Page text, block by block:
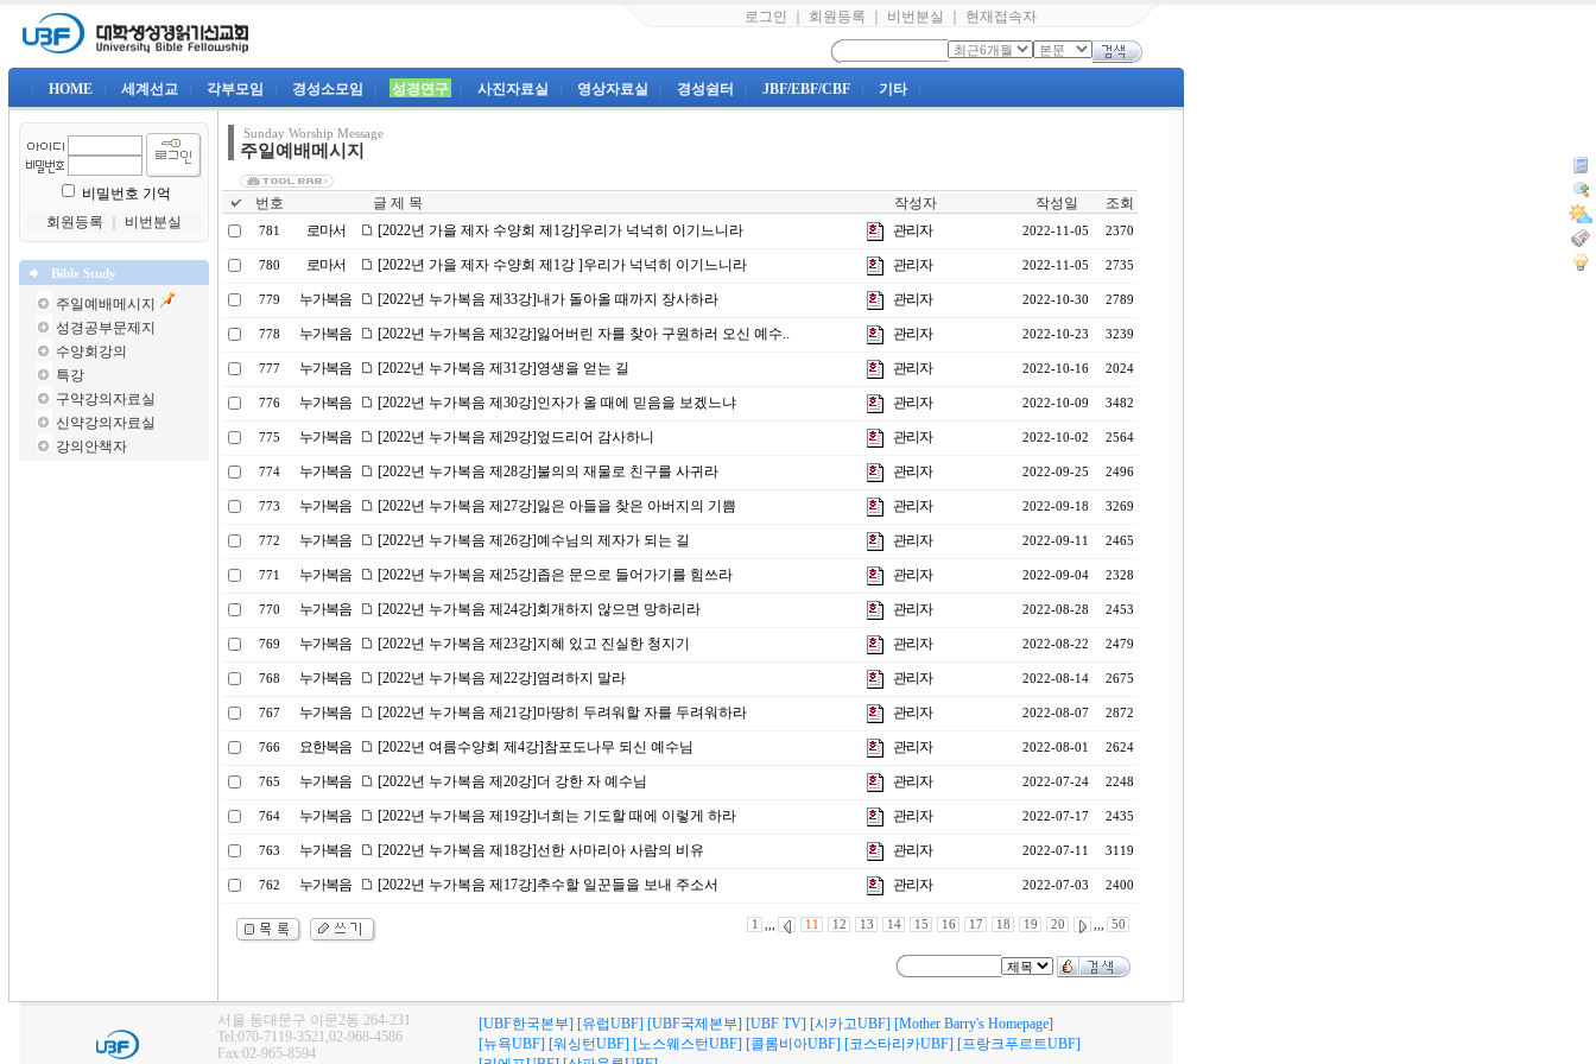
로그인 회원등록 비번분실 현재접속자
HOME 세계선교 각부모임 경성소모임 성경연구 사진자료실 영상자료실 경성쉼터 JBF/EBF/CBF 기타
비밀번호 기억
회원등록
비번분실
Bible Study
주일예배메시지
성경공부문제지
수양회강의
특강
구약강의자료실
신약강의자료실
강의안책자
Sunday Worship Message
주일예배메시지
번호 글 제 목 작성자 작성일 조회
781 로마서 [2022년 가을 제자 수양회 제1강]우리가 넉넉히 이기느니라 관리자 2022-11-05 2370
780 로마서 [2022년 가을 제자 수양회 제1강 ]우리가 넉넉히 이기느니라 관리자 2022-11-05 2735
779 누가복음 [2022년 누가복음 제33강]내가 돌아올 때까지 장사하라 관리자 2022-10-30 2789
778 누가복음 [2022년 누가복음 제32강]잃어버린 자를 찾아 구원하러 오신 예수.. 관리자 2022-10-23 3239
777 누가복음 [2022년 누가복음 제31강]영생을 얻는 길 관리자 2022-10-16 2024
776 누가복음 [2022년 누가복음 제30강]인자가 올 때에 믿음을 보겠느냐 관리자 2022-10-09 3482
775 누가복음 [2022년 누가복음 제29강]엎드리어 감사하니 관리자 2022-10-02 2564
774 누가복음 [2022년 누가복음 제28강]불의의 재물로 친구를 사귀라 관리자 2022-09-25 2496
773 누가복음 [2022년 누가복음 제27강]잃은 아들을 찾은 아버지의 기쁨 관리자 2022-09-18 3269
772 누가복음 [2022년 누가복음 제26강]예수님의 제자가 되는 길 관리자 2022-09-11 2465
771 누가복음 [2022년 누가복음 제25강]좁은 문으로 들어가기를 힘쓰라 관리자 2022-09-04 2328
770 누가복음 [2022년 누가복음 제24강]회개하지 않으면 망하리라 관리자 2022-08-28 2453
769 누가복음 [2022년 누가복음 제23강]지혜 있고 진실한 청지기 관리자 2022-08-22 2479
768 누가복음 [2022년 누가복음 제22강]염려하지 말라 관리자 2022-08-14 2675
767 누가복음 [2022년 누가복음 제21강]마땅히 두려워할 자를 두려워하라 관리자 2022-08-07 2872
766 요한복음 [2022년 여름수양회 제4강]참포도나무 되신 예수님 관리자 2022-08-01 2624
765 누가복음 [2022년 누가복음 제20강]더 강한 자 예수님 관리자 2022-07-24 2248
764 누가복음 [2022년 누가복음 제19강]너희는 기도할 때에 이렇게 하라 관리자 2022-07-17 2435
763 누가복음 [2022년 누가복음 제18강]선한 사마리아 사람의 비유 관리자 2022-07-11 3119
762 누가복음 [2022년 누가복음 제17강]추수할 일꾼들을 보내 주소서 관리자 2022-07-03 2400
1 ,,, 11 12 13 14 15 16 17 18 19 20 ,,, 50
서울 동대문구 이문2동 264-231
Tel:070-7119-3521,02-968-4586
Fax:02-965-8594
[UBF한국본부] [유럽UBF] [UBF국제본부] [UBF TV] [시카고UBF] [Mother Barry's Homepage]
[뉴욕UBF] [워싱턴UBF] [노스웨스턴UBF] [콜롬비아UBF] [코스타리카UBF] [프랑크푸르트UBF]